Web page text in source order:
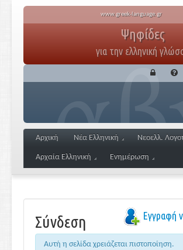
www.greek-language.gr
Ψηφίδες
για την ελληνική
Αρχική Νέα Ελληνική Νεοελλ.
Αρχαία Ελληνική Ενημέρωση
Σύνδεση Εγγραφή
Αυτή η σελίδα χρειάζεται πιστοποίηση.